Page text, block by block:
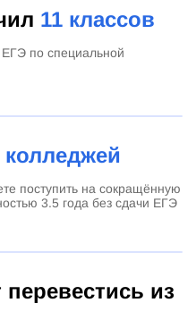
11 классов
ЕГЭ по специальной
колледжей
поступить на сокращённую
3.5 года без сдачи ЕГЭ
перевестись из